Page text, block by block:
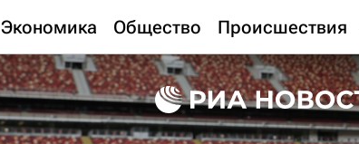
Экономика Общество Происшествия